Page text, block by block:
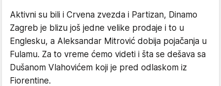
Aktivni su bili i Crvena zvezda i Partizan, Dinamo
Zagreb je blizu još jedne velike prodaje i to u
Englesku, a Aleksandar Mitrović dobija pojačanja u
Fulamu. Za to vreme ćemo videti i šta se dešava sa
Dušanom Vlahovićem koji je pred odlaskom iz
Fiorentine.